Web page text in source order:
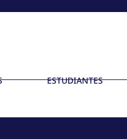
ESTUDIANTES